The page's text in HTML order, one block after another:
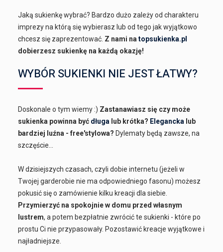
Jaką sukienkę wybrać? Bardzo dużo zależy od charakteru
imprezy na którą się wybierasz lub od tego jak wyjątkowo
chcesz się zaprezentować. Z nami natopsukienka.pl
dobierzesz sukienkę na każdą okazję!
WYBÓR SUKIENKI NIE JEST ŁATWY?
Doskonale o tym wiemy :) Zastanawiasz się czy może
sukienka powinna być długa lub krótka? Elegancka lub
bardziej luźna - free'stylowa? Dylematy będą zawsze, na
szczęście...
W dzisiejszych czasach, czyli dobie internetu (jeżeli w
Twojej garderobie nie ma odpowiedniego fasonu) możesz
pokusić się o zamówienie kilku kreacji dla siebie.
Przymierzyć na spokojnie w domu przed własnym
lustrem, a potem bezpłatnie zwrócić te sukienki - które po
prostu Ci nie przypasowały. Pozostawić kreacje wyjątkowe i
najładniejsze.